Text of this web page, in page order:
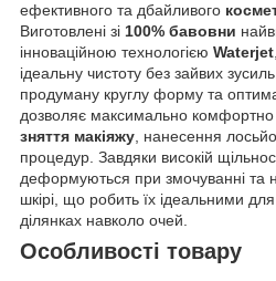
ефективного та дбайливого
Виготовлені зі 100% бавовни
інноваційною технологією Waterjet
ідеальну чистоту без зайвих
продуману круглу форму та
дозволяє максимально комфортно
зняття макіяжу, нанесення
процедур. Завдяки високій
деформуються при змочуванні та
шкірі, що робить їх ідеальними
ділянках навколо очей.
Особливості товару